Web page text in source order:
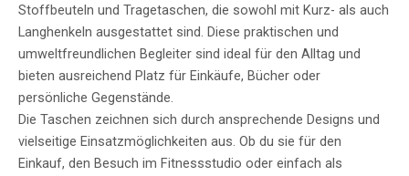
Stoffbeuteln und Tragetaschen, die sowohl mit Kurz- als auch
Langhenkeln ausgestattet sind. Diese praktischen und
umweltfreundlichen Begleiter sind ideal für den Alltag und
bieten ausreichend Platz für Einkäufe, Bücher oder
persönliche Gegenstände.
Die Taschen zeichnen sich durch ansprechende Designs und
vielseitige Einsatzmöglichkeiten aus. Ob du sie für den
Einkauf, den Besuch im Fitnessstudio oder einfach als